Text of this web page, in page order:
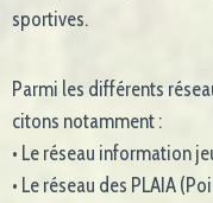
sportives.
Parmi les différents
citons notamment :
• Le réseau information
• Le réseau des PLAIA